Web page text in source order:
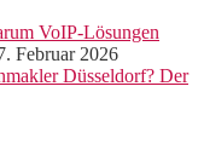
VoIP-Lösungen
Februar 2026
Düsseldorf? Der